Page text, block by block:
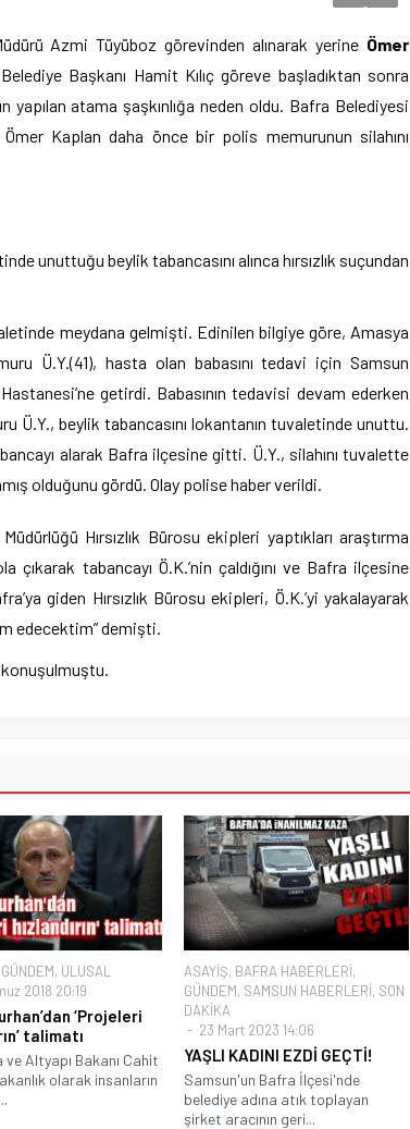
Azmi Tüyüboz görevinden alınarak yerine Ömer
Başkanı Hamit Kılıç göreve başladıktan sonra
atama şaşkınlığa neden oldu. Bafra Belediyesi
Kaplan daha önce bir polis memurunun silahını
unuttuğu beylik tabancasını alınca hırsızlık suçundan
meydana gelmişti. Edinilen bilgiye göre, Amasya
Ü.Y.(41), hasta olan babasını tedavi için Samsun
getirdi. Babasının tedavisi devam ederken
Ü.Y., beylik tabancasını lokantanın tuvaletinde unuttu.
alarak Bafra ilçesine gitti. Ü.Y., silahını tuvalette
olduğunu gördü. Olay polise haber verildi.
Hırsızlık Bürosu ekipleri yaptıkları araştırma
çıkarak tabancayı Ö.K.’nin çaldığını ve Bafra ilçesine
giden Hırsızlık Bürosu ekipleri, Ö.K.’yi yakalayarak
edecektim” demişti.
konuşulmuştu.
GÜNDEM, ULUSAL
2018 20:19
‘Projeleri
talimatı
ve Altyapı Bakanı Cahit
olarak insanların
ASAYİŞ, BAFRA HABERLERİ,
GÜNDEM, SAMSUN HABERLERİ, SON
DAKİKA
23 Mart 2023 14:06
YAŞLI KADINI EZDİ GEÇTİ!
Samsun'un Bafra İlçesi'nde
belediye adına atık toplayan
şirket aracının geri...